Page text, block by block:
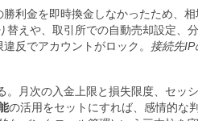
利金を即時換金しなかったため、相
えや、取引所での自動売却設定、
反でアカウントがロック。 接続先
月次の入金上限と損失限度、セッ
の活用をセットにすれば、感情的な